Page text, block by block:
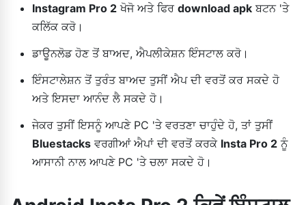
Instagram Pro 2 ਖੋਜੋ ਅਤੇ ਫਿਰ download apk ਬਟਨ 'ਤੇ
ਕਲਿੱਕ ਕਰੋ।
ਡਾਊਨਲੋਡ ਹੋਣ ਤੋਂ ਬਾਅਦ, ਐਪਲੀਕੇਸ਼ਨ ਇੰਸਟਾਲ ਕਰੋ।
ਇੰਸਟਾਲੇਸ਼ਨ ਤੋਂ ਤੁਰੰਤ ਬਾਅਦ ਤੁਸੀਂ ਐਪ ਦੀ ਵਰਤੋਂ ਕਰ ਸਕਦੇ ਹੋ
ਅਤੇ ਇਸਦਾ ਆਨੰਦ ਲੈ ਸਕਦੇ ਹੋ।
ਜੇਕਰ ਤੁਸੀਂ ਇਸਨੂੰ ਆਪਣੇ PC 'ਤੇ ਵਰਤਣਾ ਚਾਹੁੰਦੇ ਹੋ, ਤਾਂ ਤੁਸੀਂ
Bluestacks ਵਰਗੀਆਂ ਐਪਾਂ ਦੀ ਵਰਤੋਂ ਕਰਕੇ Insta Pro 2 ਨੂੰ
ਆਸਾਨੀ ਨਾਲ ਆਪਣੇ PC 'ਤੇ ਚਲਾ ਸਕਦੇ ਹੋ।